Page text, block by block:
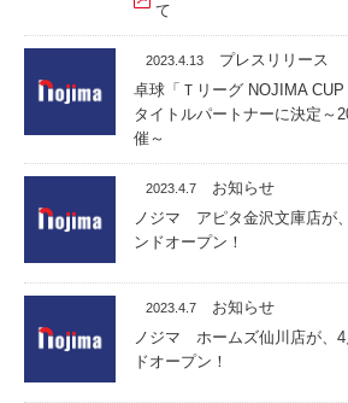
て
2023.4.13
プレスリリース
卓球「Ｔリーグ NOJIMA
タイトルパートナーに決定～
催～
2023.4.7
お知らせ
ノジマ アピタ金沢文庫店が
ンドオープン！
2023.4.7
お知らせ
ノジマ ホームズ仙川店が、4
ドオープン！